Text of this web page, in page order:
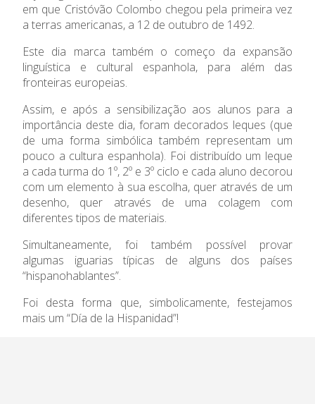
Instalações
Ofertas de emprego
Regulamentos
Jornal “O Coreto”
Privacidade
Oferta Formativa
Atividades de Interrupção
Letiva
Ensino Profissional
à Família e à Comunidade
Ofertas de Emprego
Ano Letivo
Secretariado de Exames
Admissão
Informações
APEE
Notícias
em que Cristóvão Colombo chegou pela primeira vez
a terras americanas, a 12 de outubro de 1492.
Este dia marca também o começo da expansão
linguística e cultural espanhola, para além das
fronteiras europeias.
Assim, e após a sensibilização aos alunos para a
importância deste dia, foram decorados leques (que
de uma forma simbólica também representam um
pouco a cultura espanhola). Foi distribuído um leque
a cada turma do 1º, 2º e 3º ciclo e cada aluno decorou
com um elemento à sua escolha, quer através de um
desenho, quer através de uma colagem com
diferentes tipos de materiais.
Simultaneamente, foi também possível provar
algumas iguarias típicas de alguns dos países
“hispanohablantes”.
Foi desta forma que, simbolicamente, festejamos
mais um “Día de la Hispanidad”!